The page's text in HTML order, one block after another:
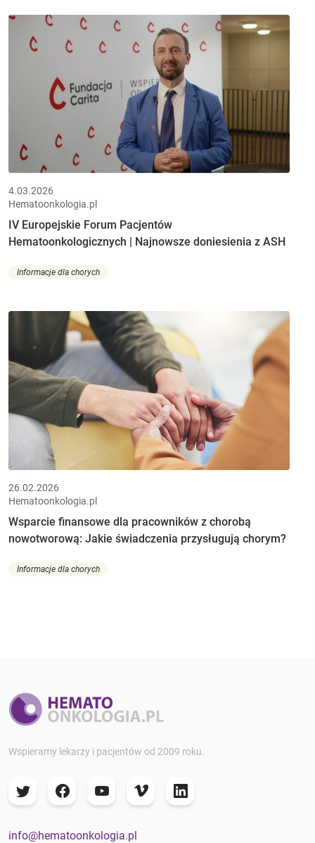
4.03.2026
Hematoonkologia.pl
IV Europejskie Forum Pacjentów
Hematoonkologicznych | Najnowsze doniesienia z ASH
Informacje dla chorych
26.02.2026
Hematoonkologia.pl
Wsparcie finansowe dla pracowników z chorobą
nowotworową: Jakie świadczenia przysługują chorym?
Informacje dla chorych
Wspieramy lekarzy i pacjentów od 2009 roku.
info@hematoonkologia.pl